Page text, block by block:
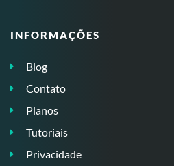
INFORMAÇÕES
Blog
Contato
Planos
Tutoriais
Privacidade